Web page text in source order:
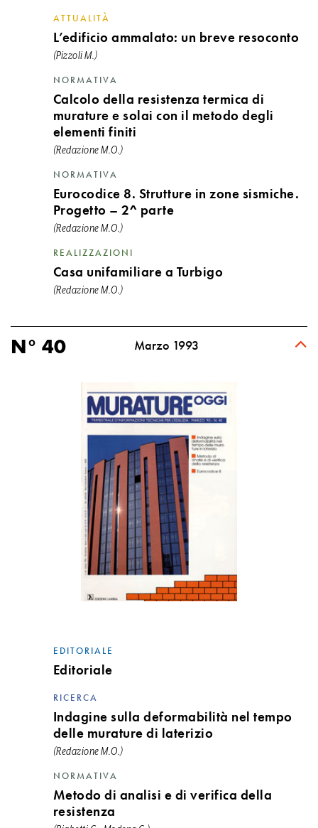
ATTUALITÀ
L’edificio ammalato: un breve resoconto
(Pizzoli M.)
NORMATIVA
Calcolo della resistenza termica di
murature e solai con il metodo degli
elementi finiti
(Redazione M.O.)
NORMATIVA
Eurocodice 8. Strutture in zone sismiche.
Progetto – 2^ parte
(Redazione M.O.)
REALIZZAZIONI
Casa unifamiliare a Turbigo
(Redazione M.O.)
N° 40 Marzo 1993
EDITORIALE
Editoriale
RICERCA
Indagine sulla deformabilità nel tempo
delle murature di laterizio
(Redazione M.O.)
NORMATIVA
Metodo di analisi e di verifica della
resistenza